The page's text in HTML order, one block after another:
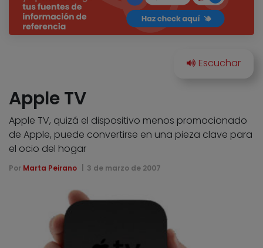
Apple TV
Apple TV, quizá el dispositivo menos promocionado
de Apple, puede convertirse en una pieza clave para
el ocio del hogar
Por Marta Peirano 3 de marzo de 2007